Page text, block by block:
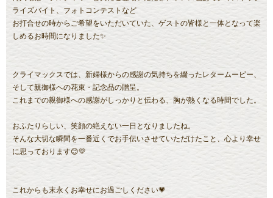
ライズバイト、フォトコンテストなど
お打合せの時からご希望をいただいていた、ゲストの皆様と一体となって楽
しめるお時間になりました✨
クライマックスでは、新婦様からの感謝の気持ちを綴ったレタームービー、
そして親御様への花束・記念品の贈呈。
これまでの親御様への感謝がしっかりと伝わる、胸が熱くなる時間でした。
おふたりらしい、笑顔の絶えない一日となりましたね。
そんな大切な瞬間を一番近くでお手伝いさせていただけたこと、心より幸せ
に思っております😊💛
これからも末永くお幸せにお過ごしください💗